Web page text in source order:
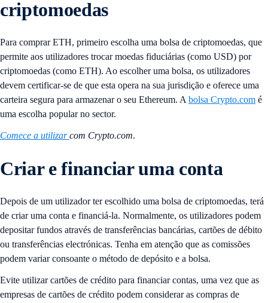
criptomoedas
Para comprar ETH, primeiro escolha uma bolsa de criptomoedas, que
permite aos utilizadores trocar moedas fiduciárias (como USD) por
criptomoedas (como ETH). Ao escolher uma bolsa, os utilizadores
devem certificar-se de que esta opera na sua jurisdição e oferece uma
carteira segura para armazenar o seu Ethereum. A bolsa Crypto.com é
uma escolha popular no sector.
Comece a utilizar com Crypto.com.
Criar e financiar uma conta
Depois de um utilizador ter escolhido uma bolsa de criptomoedas, terá
de criar uma conta e financiá-la. Normalmente, os utilizadores podem
depositar fundos através de transferências bancárias, cartões de débito
ou transferências electrónicas. Tenha em atenção que as comissões
podem variar consoante o método de depósito e a bolsa.
Evite utilizar cartões de crédito para financiar contas, uma vez que as
empresas de cartões de crédito podem considerar as compras de